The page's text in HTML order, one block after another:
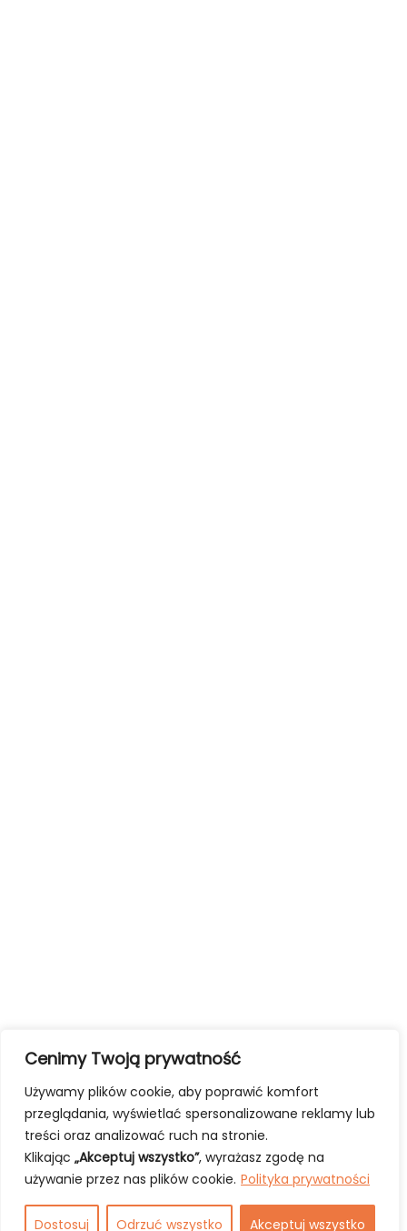
Cenimy Twoją prywatność
Używamy plików cookie, aby poprawić komfort
przeglądania, wyświetlać spersonalizowane reklamy lub
treści oraz analizować ruch na stronie.
Klikając „Akceptuj wszystko”, wyrażasz zgodę na
używanie przez nas plików cookie. Polityka prywatności
Dostosuj Odrzuć wszystko Akceptuj wszystko